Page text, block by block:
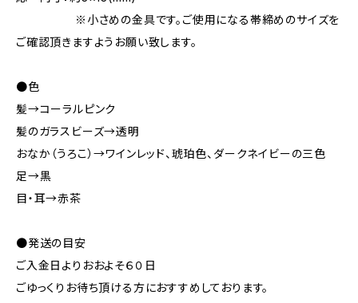
※小さめの金具です。ご使用になる帯締めのサイズを
ご確認頂きますようお願い致します。
●色
髪→コーラルピンク
髪のガラスビーズ→透明
おなか（うろこ）→ワインレッド、琥珀色、ダークネイビーの三色
足→黒
目・耳→赤茶
●発送の目安
ご入金日よりおおよそ６０日
ごゆっくりお待ち頂ける方におすすめしております。